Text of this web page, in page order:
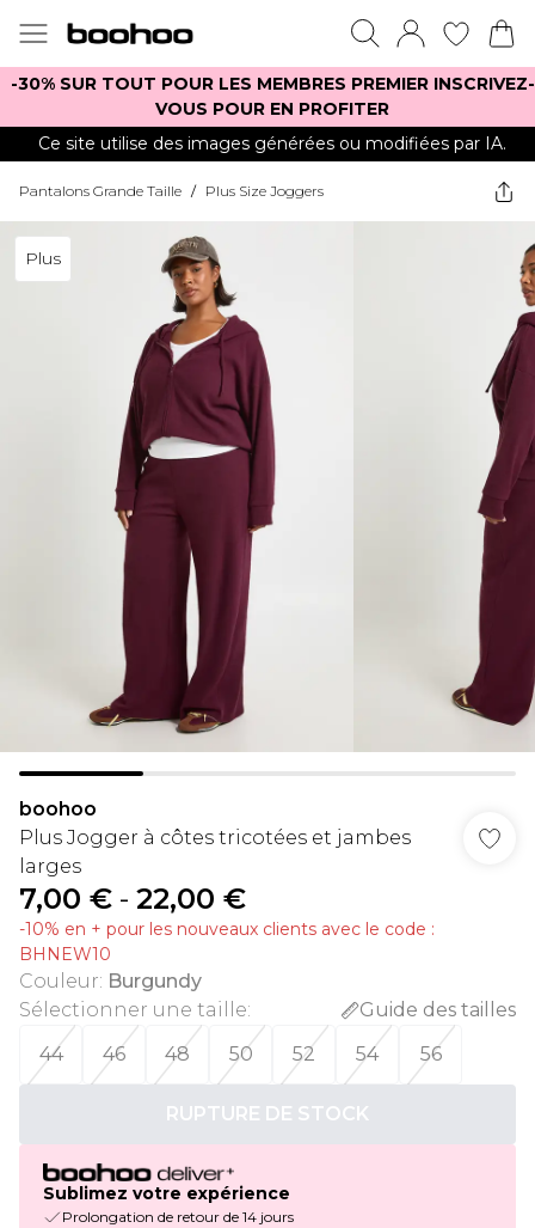
-30% SUR TOUT POUR LES MEMBRES PREMIER INSCRIVEZ-
VOUS POUR EN PROFITER
Ce site utilise des images générées ou modifiées par IA.
Pantalons Grande Taille / Plus Size Joggers
Plus
boohoo
Plus Jogger à côtes tricotées et jambes
larges
7,00 € - 22,00 €
-10% en + pour les nouveaux clients avec le code :
BHNEW10
Couleur: Burgundy
Sélectionner une taille:
Guide des tailles
44
46 48 50 52 54 56
RUPTURE DE STOCK
Sublimez votre expérience
Prolongation de retour de 14 jours